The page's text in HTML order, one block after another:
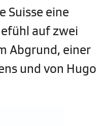
Suisse eine
auf zwei
Abgrund, einer
und von Hugo